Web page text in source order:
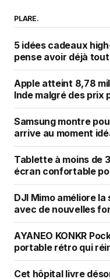
PLARE.
5 idées cadeaux
pense avoir déjà
Apple atteint 8,78
Inde malgré des prix
Samsung montre
arrive au moment
Tablette à moins de
écran confortable
DJI Mimo améliore
avec de nouvelles
AYANEO KONKR
portable rétro qui
Cet hôpital livre